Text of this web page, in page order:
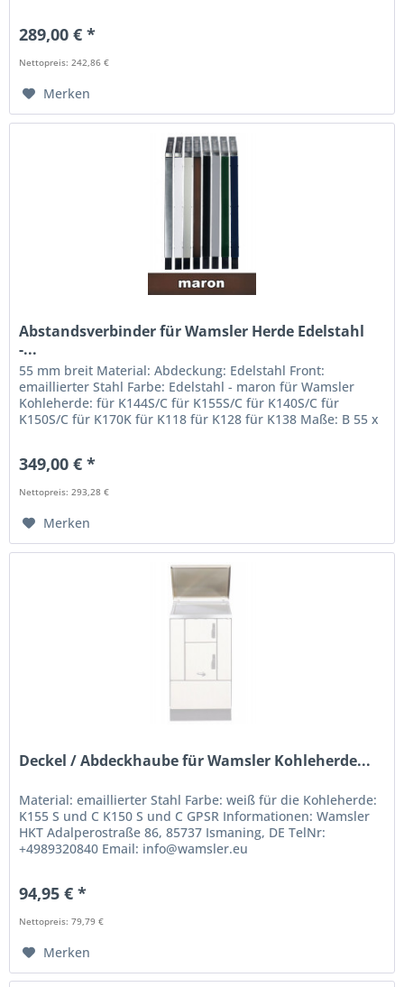
289,00 € *
Nettopreis: 242,86 €
Merken
Abstandsverbinder für Wamsler Herde Edelstahl
-...
55 mm breit Material: Abdeckung: Edelstahl Front:
emaillierter Stahl Farbe: Edelstahl - maron für Wamsler
Kohleherde: für K144S/C für K155S/C für K140S/C für
K150S/C für K170K für K118 für K128 für K138 Maße: B 55 x
349,00 € *
Nettopreis: 293,28 €
Merken
Deckel / Abdeckhaube für Wamsler Kohleherde...
Material: emaillierter Stahl Farbe: weiß für die Kohleherde:
K155 S und C K150 S und C GPSR Informationen: Wamsler
HKT Adalperostraße 86, 85737 Ismaning, DE TelNr:
+4989320840 Email: info@wamsler.eu
94,95 € *
Nettopreis: 79,79 €
Merken